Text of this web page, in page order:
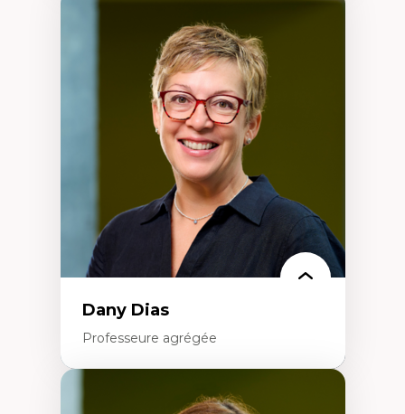
Théories du développement
Économie politique comparée
Élites économiques
Sociologie économique
Extractivisme
Classes sociales
Mouvements sociaux
Théories de l’État
Dany Dias
Professeure agrégée